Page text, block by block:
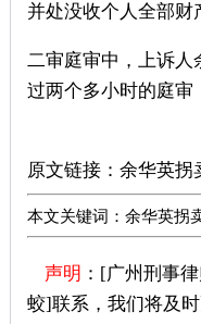
并处没收个人全部财
二审庭审中，上诉人
过两个多小时的庭审
原文链接： 余华英拐
本文关键词：余华英拐
声明 ：[广州刑事
蛟]联系，我们将及